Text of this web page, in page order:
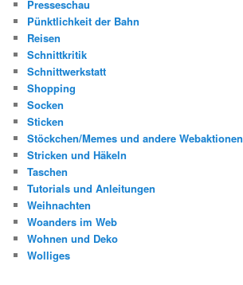
Presseschau
Pünktlichkeit der Bahn
Reisen
Schnittkritik
Schnittwerkstatt
Shopping
Socken
Sticken
Stöckchen/Memes und andere Webaktionen
Stricken und Häkeln
Taschen
Tutorials und Anleitungen
Weihnachten
Woanders im Web
Wohnen und Deko
Wolliges